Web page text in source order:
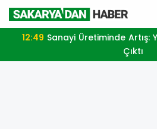
12:49
Çıktı